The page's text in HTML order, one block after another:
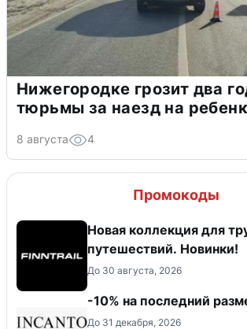
Нижегородке грозит два
тюрьмы за наезд на
8 августа 4
Промокоды
Новая коллекция для
путешествий. Новинки!
До 30 августа, 2026
-10% на последний
До 31 декабря, 2026